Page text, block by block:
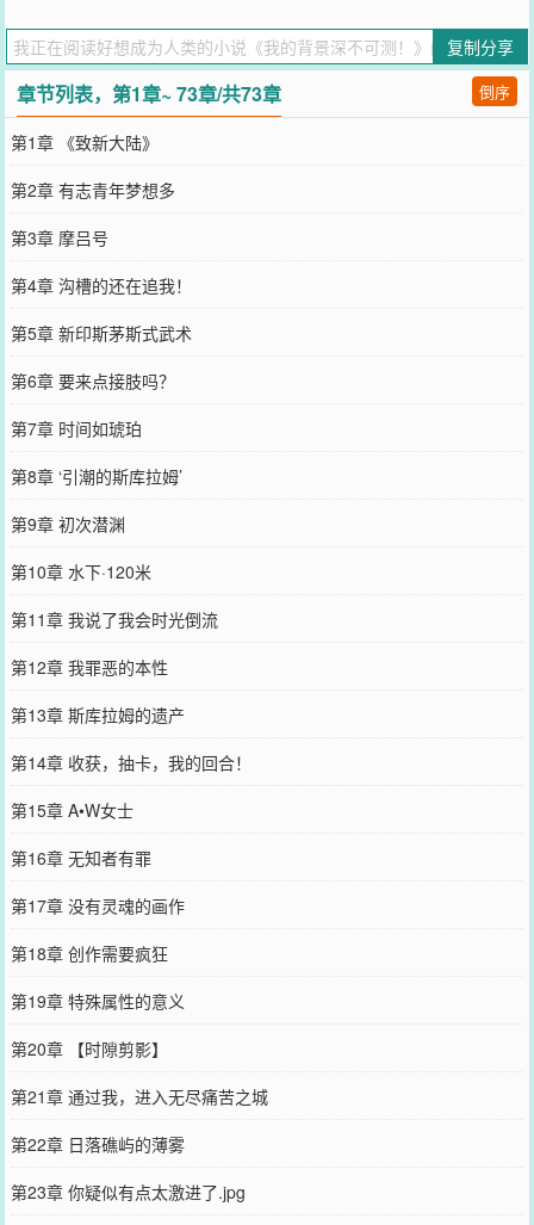
的‘拾遗者’，如若你也想潜入遗境，化身失落历史中的人物，书写自己
的传说的话，便请尽快联系我们……”祁连在车票上签下名字。自此之
后，他的人生便向着失控的方向一路狂飙因为祁连发现——他的异能
似乎是卡了某个bug，正在不断篡改自己在副本中的身份背景……-
【环之侍者】【你是信奉‘时之环’的异端，摹刻黄昏的画家，你将看到
的场景，用你的笔端化为永恒不变的灰白】-【灾变招来体】【你是无
常之风，不定之死，你是毁灭之前吹响的号角，你是那将要到来的风
暴……】-【司岁之主】【你是时光之末，诸史的纂写者，你*&…%
￥#@￥%*】-当尘封的遗境上浮，神秘复苏，世界再次被妆点的光怪
陆离。蓦然回首，祁连发现自己业已成为传说。于是，他便从某个存
在那里抢过纸笔，将原本的结局涂黑，在上面写下一行字道。“从现在
起，时间正式开始流动！”
您要是觉得《 我的背景深不可测！
和微博微信里的朋友推荐哦！
复制分享
章节列表，第1章~ 73章/共73章 倒序
第1章 《致新大陆》
第2章 有志青年梦想多
第3章 摩吕号
第4章 沟槽的还在追我！
第5章 新印斯茅斯式武术
第6章 要来点接肢吗？
第7章 时间如琥珀
第8章 ‘引潮的斯库拉姆’
第9章 初次潜渊
第10章 水下·120米
第11章 我说了我会时光倒流
第12章 我罪恶的本性
第13章 斯库拉姆的遗产
第14章 收获，抽卡，我的回合！
第15章 A•W女士
第16章 无知者有罪
第17章 没有灵魂的画作
第18章 创作需要疯狂
第19章 特殊属性的意义
第20章 【时隙剪影】
第21章 通过我，进入无尽痛苦之城
第22章 日落礁屿的薄雾
第23章 你疑似有点太激进了.jpg